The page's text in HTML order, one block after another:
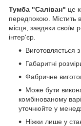
Тумба "Саліван" це
передпокою. Містить
місця, завдяки своїм
інтер'єр.
Виготовляється
Габаритні
Фабричне
Може бути
комбінованому
уточнюйте у
Ніжки лише у